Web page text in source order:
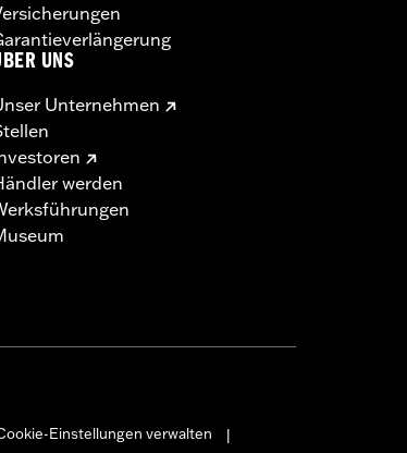
UNS
Unternehmen
werden
Einstellungen verwalten